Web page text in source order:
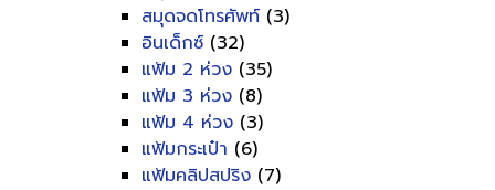
สมุดจดโทรศัพท์ (3)
อินเด็กซ์ (32)
แฟ้ม 2 ห่วง (35)
แฟ้ม 3 ห่วง (8)
แฟ้ม 4 ห่วง (3)
แฟ้มกระเป๋า (6)
แฟ้มคลิปสปริง (7)